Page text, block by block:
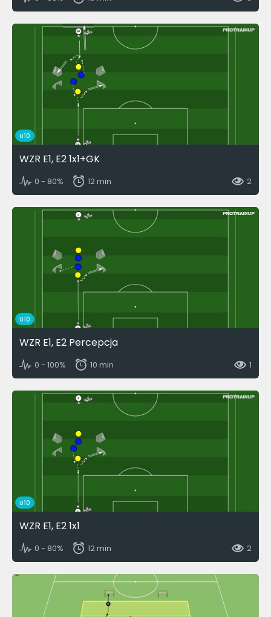
U10
WZR E1, E2 1x1+GK
0 - 80% 12 min 2
U10
WZR E1, E2 Percepcja
0 - 100% 10 min 1
U10
WZR E1, E2 1x1
0 - 80% 12 min 2